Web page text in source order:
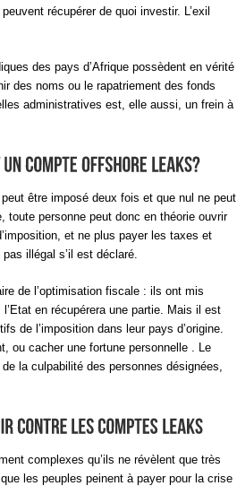
récupérer de quoi investir. L’exil
des pays d’Afrique possèdent en vérité
des noms ou le rapatriement des fonds
administratives est, elle aussi, un frein à
être imposé deux fois et que nul ne peut
toute personne peut donc en théorie ouvrir
et ne plus payer les taxes et
illégal s’il est déclaré.
de l’optimisation fiscale : ils ont mis
en récupérera une partie. Mais il est
de l’imposition dans leur pays d’origine.
ou cacher une fortune personnelle . Le
la culpabilité des personnes désignées,
complexes qu’ils ne révèlent que très
les peuples peinent à payer pour la crise